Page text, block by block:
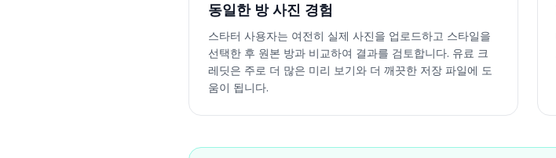
동일한 방 사진 경험
스타터 사용자는 여전히 실제 사진을 업로드하고 스타일을
선택한 후 원본 방과 비교하여 결과를 검토합니다. 유료 크
레딧은 주로 더 많은 미리 보기와 더 깨끗한 저장 파일에 도
움이 됩니다.